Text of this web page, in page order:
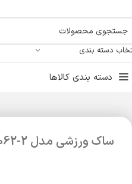
دسته بندی
دسته بندی کالاها
ساک ورزشی مدل 2-120062